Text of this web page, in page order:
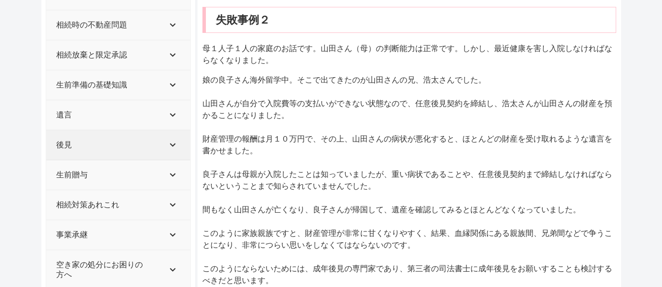
失敗事例２
母１人子１人の家庭のお話です。山田さん（母）の判断能力は正常です。しかし、最近健康を害し入院しなければな
らなくなりました。
娘の良子さん海外留学中。そこで出てきたのが山田さんの兄、浩太さんでした。
山田さんが自分で入院費等の支払いができない状態なので、任意後見契約を締結し、浩太さんが山田さんの財産を預
かることになりました。
財産管理の報酬は月１０万円で、その上、山田さんの病状が悪化すると、ほとんどの財産を受け取れるような遺言を
書かせました。
良子さんは母親が入院したことは知っていましたが、重い病状であることや、任意後見契約まで締結しなければなら
ないということまで知らされていませんでした。
間もなく山田さんが亡くなり、良子さんが帰国して、遺産を確認してみるとほとんどなくなっていました。
このように家族親族ですと、財産管理が非常に甘くなりやすく、結果、血縁関係にある親族間、兄弟間などで争うこ
とになり、非常につらい思いをしなくてはならないのです。
このようにならないためには、成年後見の専門家であり、第三者の司法書士に成年後見をお願いすることも検討する
べきだと思います。
相続時の不動産問題
相続放棄と限定承認
生前準備の基礎知識
遺言
後見
生前贈与
相続対策あれこれ
事業承継
空き家の処分にお困りの
方へ